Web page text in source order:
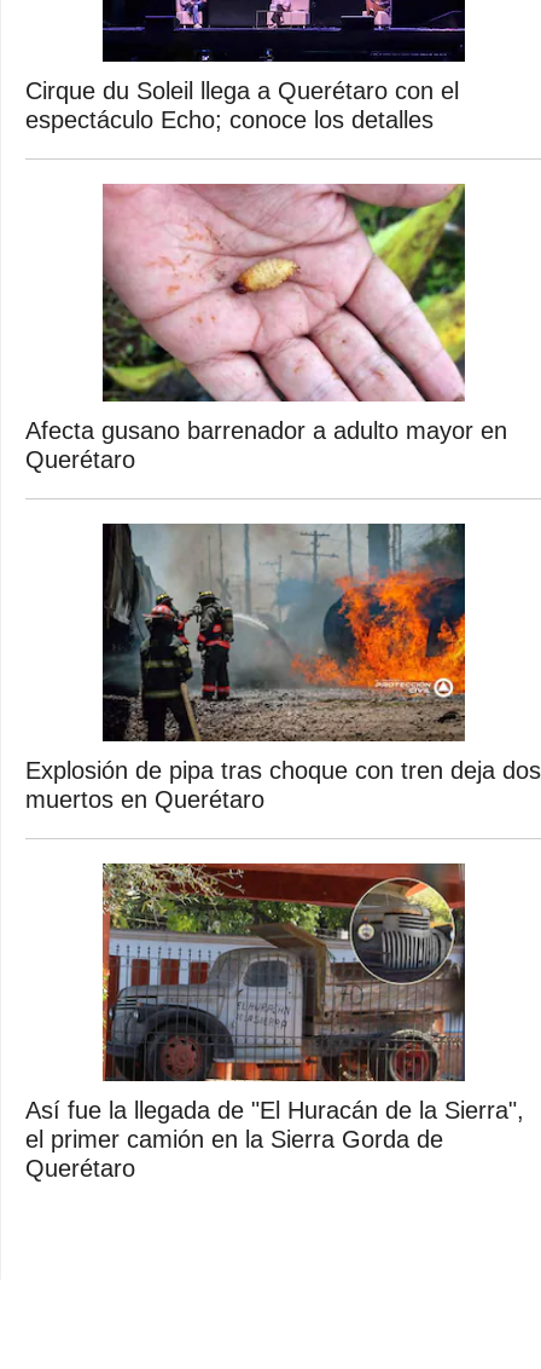
Cirque du Soleil llega a Querétaro con el
espectáculo Echo; conoce los detalles
Afecta gusano barrenador a adulto mayor en
Querétaro
Explosión de pipa tras choque con tren deja dos
muertos en Querétaro
Así fue la llegada de "El Huracán de la Sierra",
el primer camión en la Sierra Gorda de
Querétaro